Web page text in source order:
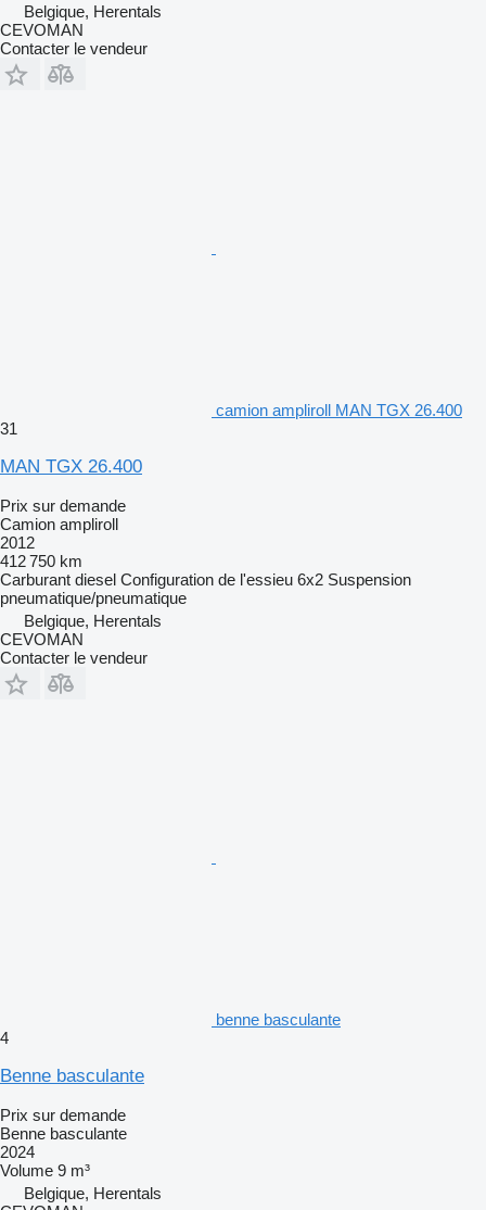
Belgique, Herentals
CEVOMAN
Contacter le vendeur
camion ampliroll MAN TGX 26.400
31
MAN TGX 26.400
Prix sur demande
Camion ampliroll
2012
412 750 km
Carburant diesel Configuration de l'essieu 6x2 Suspension
pneumatique/pneumatique
Belgique, Herentals
CEVOMAN
Contacter le vendeur
benne basculante
4
Benne basculante
Prix sur demande
Benne basculante
2024
Volume 9 m³
Belgique, Herentals